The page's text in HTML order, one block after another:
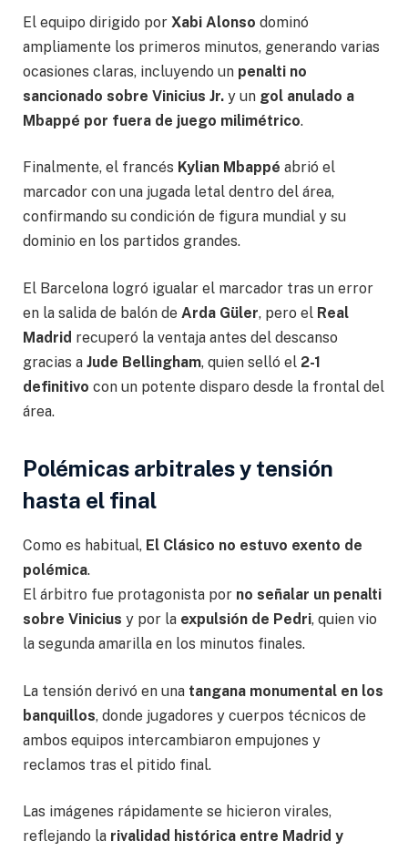
El equipo dirigido por Xabi Alonso dominó
ampliamente los primeros minutos, generando varias
ocasiones claras, incluyendo un penalti no
sancionado sobre Vinicius Jr. y un gol anulado a
Mbappé por fuera de juego milimétrico.
Finalmente, el francés Kylian Mbappé abrió el
marcador con una jugada letal dentro del área,
confirmando su condición de figura mundial y su
dominio en los partidos grandes.
El Barcelona logró igualar el marcador tras un error
en la salida de balón de Arda Güler, pero el Real
Madrid recuperó la ventaja antes del descanso
gracias a Jude Bellingham, quien selló el 2-1
definitivo con un potente disparo desde la frontal del
área.
Polémicas arbitrales y tensión
hasta el final
Como es habitual, El Clásico no estuvo exento de
polémica.
El árbitro fue protagonista por no señalar un penalti
sobre Vinicius y por la expulsión de Pedri, quien vio
la segunda amarilla en los minutos finales.
La tensión derivó en una tangana monumental en los
banquillos, donde jugadores y cuerpos técnicos de
ambos equipos intercambiaron empujones y
reclamos tras el pitido final.
Las imágenes rápidamente se hicieron virales,
reflejando la rivalidad histórica entre Madrid y